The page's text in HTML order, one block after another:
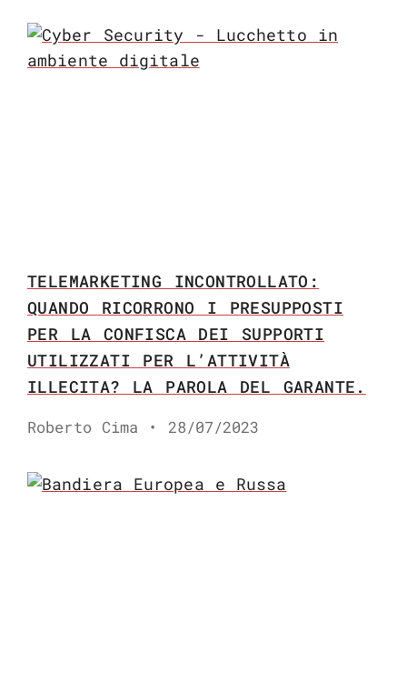
TELEMARKETING INCONTROLLATO:
QUANDO RICORRONO I PRESUPPOSTI
PER LA CONFISCA DEI SUPPORTI
UTILIZZATI PER L’ATTIVITÀ
ILLECITA? LA PAROLA DEL GARANTE.
Roberto Cima 28/07/2023